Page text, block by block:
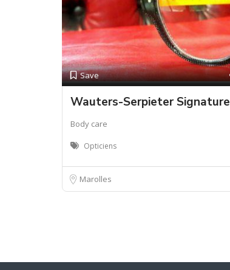
Save
Wauters-Serpieter Signature
Body care
Opticiens
Marolles